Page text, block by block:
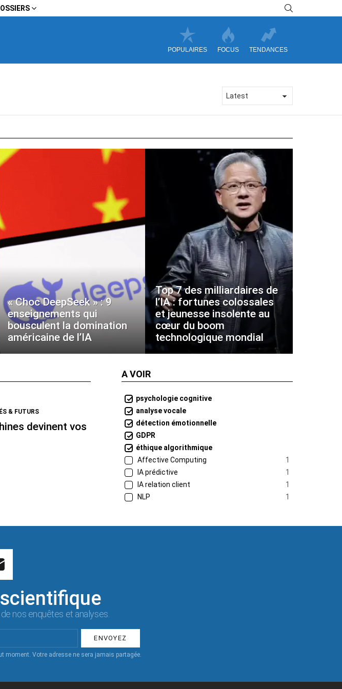
POPULAIRES FOCUS TENDANCES
« Choc DeepSeek » : 9
enseignements qui
bousculent la domination
américaine de l’IA
Top 7 des milliardaires de
l’IA : fortunes colossales
et jeunesse insolente au
cœur du boom
technologique mondial
& FUTURS
devinent vos
A VOIR
psychologie cognitive
analyse vocale
détection émotionnelle
GDPR
éthique algorithmique
Affective Computing
1
IA prédictive
1
IA relation client
1
NLP
1
nos enquêtes et analyses.
moment. Votre adresse ne sera jamais partagée.